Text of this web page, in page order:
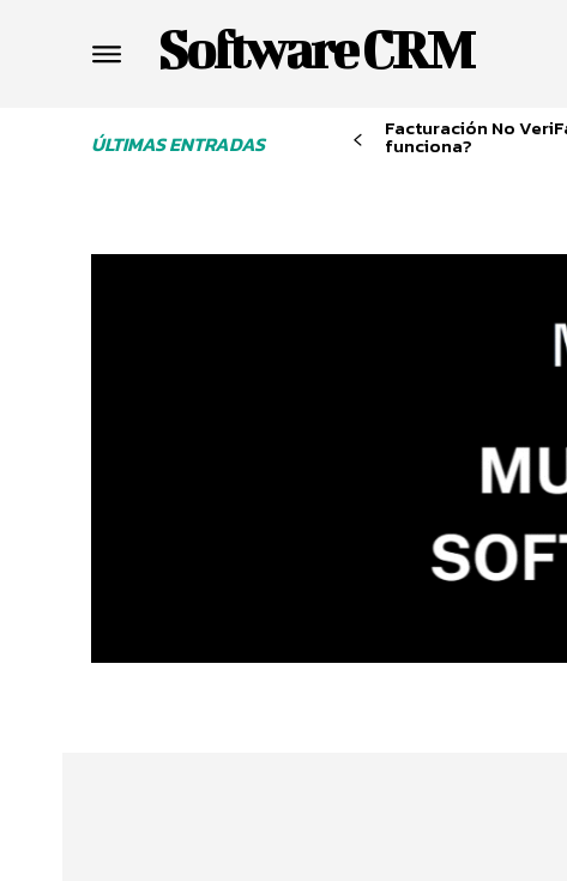
Software CRM
ÚLTIMAS ENTRADAS
Facturación No
funciona?